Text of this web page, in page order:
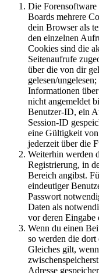
Die Forensoftware
Boards mehrere
dein Browser als
den einzelnen
Cookies sind die
Seitenaufrufe
über die von dir
gelesen/
Informationen
nicht angemeldet
Benutzer-ID, ein
Session-ID
eine Gültigkeit
jederzeit über die
Weiterhin werden
Registrierung, in
Bereich angibst.
eindeutiger
Passwort
Daten als
vor deren Eingabe
Wenn du einen
so werden die dort
Gleiches gilt,
Adresse